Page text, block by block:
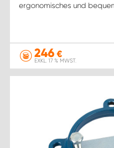
ergonomisches und
246 €
EXKL. 17 % MWST.